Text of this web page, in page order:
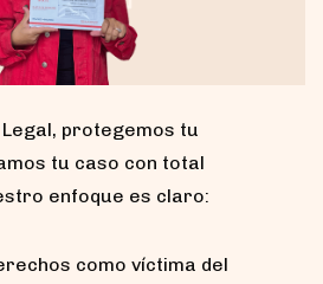
protegemos tu
tu caso con total
enfoque es claro:
como víctima del